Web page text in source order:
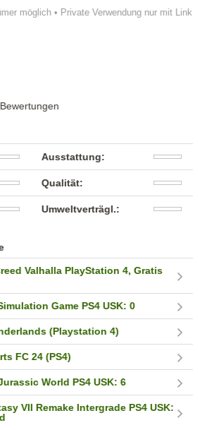
möglich • Private Verwendung nur mit Link
Ausstattung:
Qualität:
Umweltverträgl.:
Valhalla PlayStation 4, Gratis
Game PS4 USK: 0
(Playstation 4)
FC 24 (PS4)
World PS4 USK: 6
VII Remake Intergrade PS4 USK: